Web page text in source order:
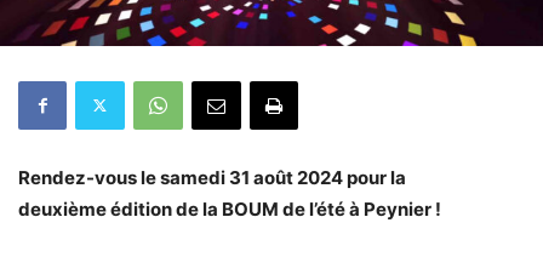
Rendez-vous le samedi 31 août 2024 pour la
deuxième édition de la BOUM de l’été à Peynier !